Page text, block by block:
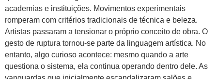
academias e instituições. Movimentos experimentais
romperam com critérios tradicionais de técnica e beleza.
Artistas passaram a tensionar o próprio conceito de obra. O
gesto de ruptura tornou-se parte da linguagem artística. No
entanto, algo curioso acontece: mesmo quando a arte
questiona o sistema, ela continua operando dentro dele. As